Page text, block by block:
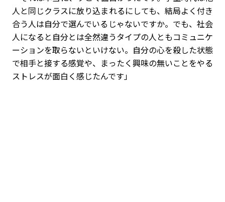
人と同じクラスに放り込まれるにしても、結局よく付き
合う人は自分で選んでいるじゃないですか。でも、社会
人になると自分とは全然違うタイプの人ともコミュニケ
ーションを取らないといけない。自分の心を殺した状態
で相手と接する感覚や、まったく興味の無いことをやる
ストレスが面白く感じたんです」